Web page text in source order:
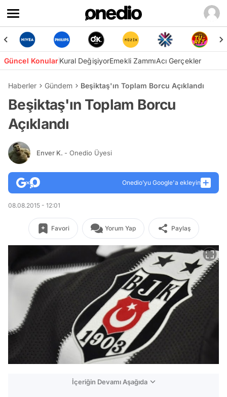
Güncel KonularKural DeğişiyorEmekli ZammıAcı Gerçekler
Haberler Gündem Beşiktaş'ın Toplam Borcu Açıklandı
Beşiktaş'ın Toplam Borcu
Açıklandı
Enver K. - Onedio Üyesi
Onedio’yu Google'a ekleyin
08.08.2015 - 12:01
Favori Yorum Yap Paylaş
İçeriğin Devamı Aşağıda